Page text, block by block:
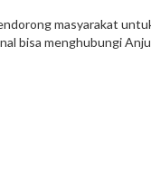
masyarakat
bisa menghubungi